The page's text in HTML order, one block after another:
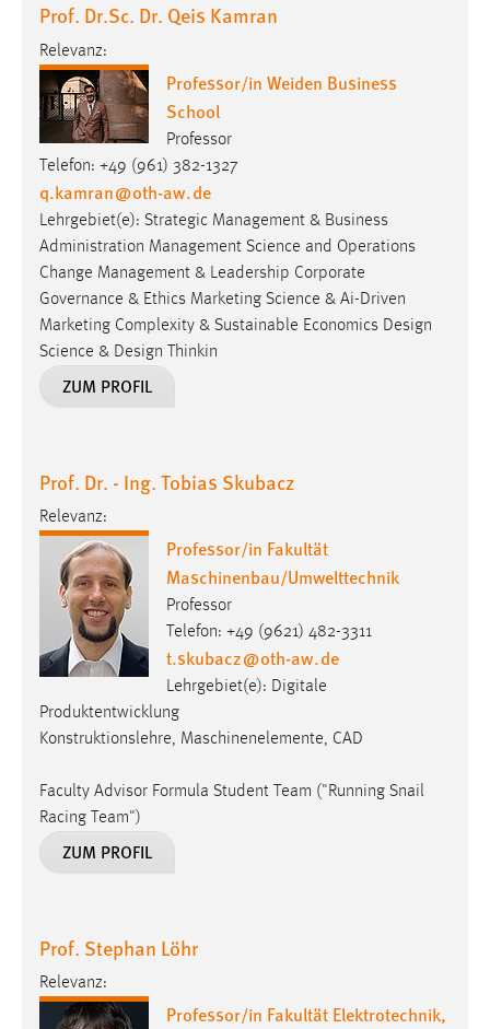
Prof. Dr.Sc. Dr. Qeis Kamran
Relevanz:
Professor/in Weiden Business
School
Professor
Telefon: +49 (961) 382-1327
q.kamran@oth-aw.de
Lehrgebiet(e): Strategic Management & Business
Administration Management Science and Operations
Change Management & Leadership Corporate
Governance & Ethics Marketing Science & Ai-Driven
Marketing Complexity & Sustainable Economics Design
Science & Design Thinkin
ZUM PROFIL
Prof. Dr. - Ing. Tobias Skubacz
Relevanz:
Professor/in Fakultät
Maschinenbau/Umwelttechnik
Professor
Telefon: +49 (9621) 482-3311
t.skubacz@oth-aw.de
Lehrgebiet(e): Digitale
Produktentwicklung
Konstruktionslehre, Maschinenelemente, CAD
Faculty Advisor Formula Student Team ("Running Snail
Racing Team")
ZUM PROFIL
Prof. Stephan Löhr
Relevanz:
Professor/in Fakultät Elektrotechnik,